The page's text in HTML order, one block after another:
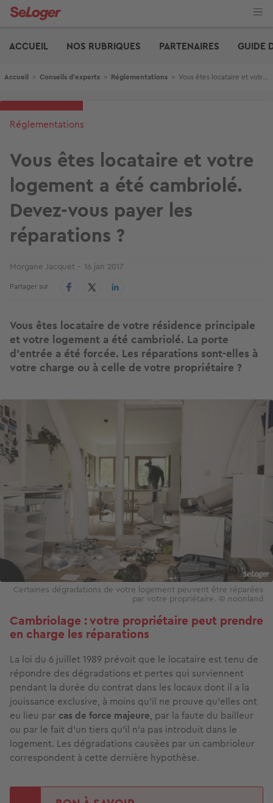
Aller
ACCUEIL
NOS RUBRIQUES PARTENAIRES GUIDE
Fil d'Ariane
Accueil > Conseils d'experts > Réglementations > Vous êtes locataire et votre logement a été cambriolé. Devez-vous payer les réparations ?
Réglementations
Vous êtes locataire et votre
logement a été cambriolé.
Devez-vous payer les
réparations ?
Morgane Jacquet 16 jan 2017
Partager sur
Vous êtes locataire de votre résidence principale
et votre logement a été cambriolé. La porte
d’entrée a été forcée. Les réparations sont-elles à
votre charge ou à celle de votre propriétaire ?
Image
Certaines dégradations de votre logement peuvent être réparées
par votre propriétaire. © noonland
Cambriolage : votre propriétaire peut prendre
en charge les réparations
La loi du 6 juillet 1989 prévoit que le locataire est tenu de
répondre des dégradations et pertes qui surviennent
pendant la durée du contrat dans les locaux dont il a la
jouissance exclusive, à moins qu'il ne prouve qu'elles ont
eu lieu par cas de force majeure, par la faute du bailleur
ou par le fait d'un tiers qu'il n'a pas introduit dans le
logement. Les dégradations causées par un cambrioleur
correspondent à cette dernière hypothèse.